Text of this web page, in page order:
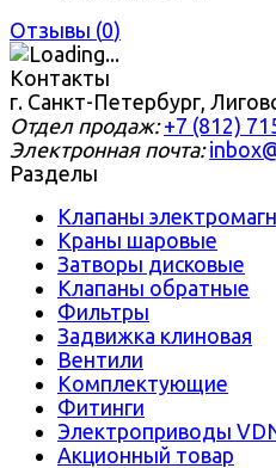
Отзывы (0)
Контакты
г. Санкт-Петербург,
Отдел продаж: +7 (812)
Электронная почта:
Разделы
Клапаны
Краны шаровые
Затворы дисковые
Клапаны обратные
Фильтры
Задвижка клиновая
Вентили
Комплектующие
Фитинги
Электроприводы
Акционный товар